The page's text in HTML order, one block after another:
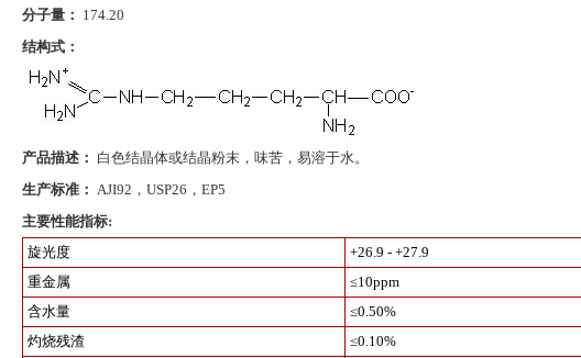
分子量： 174.20
结构式：
产品描述： 白色结晶体或结晶粉末，味苦，易溶于水。
生产标准： AJI92，USP26，EP5
主要性能指标:
旋光度
+26.9 - +27.9
重金属
≤10ppm
含水量
≤0.50%
灼烧残渣
≤0.10%